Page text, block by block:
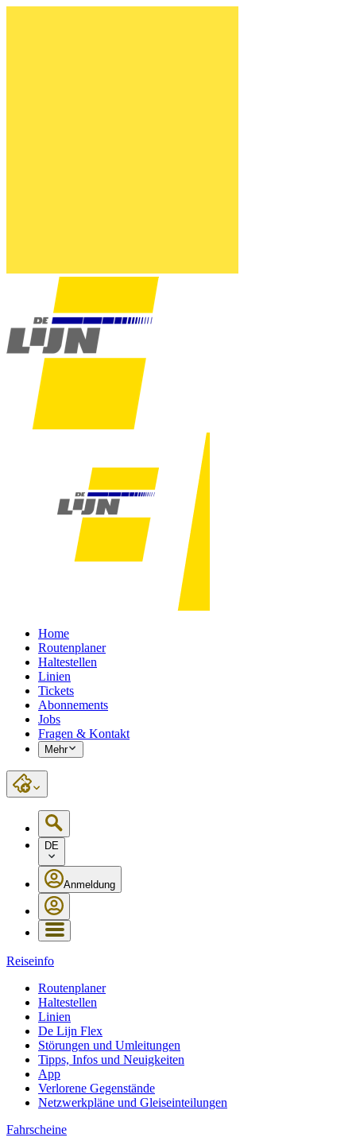
Home
Routenplaner
Haltestellen
Linien
Tickets
Abonnements
Jobs
Fragen & Kontakt
Mehr
DE
Anmeldung
Reiseinfo
Routenplaner
Haltestellen
Linien
De Lijn Flex
Störungen und Umleitungen
Tipps, Infos und Neuigkeiten
App
Verlorene Gegenstände
Netzwerkpläne und Gleiseinteilungen
Fahrscheine